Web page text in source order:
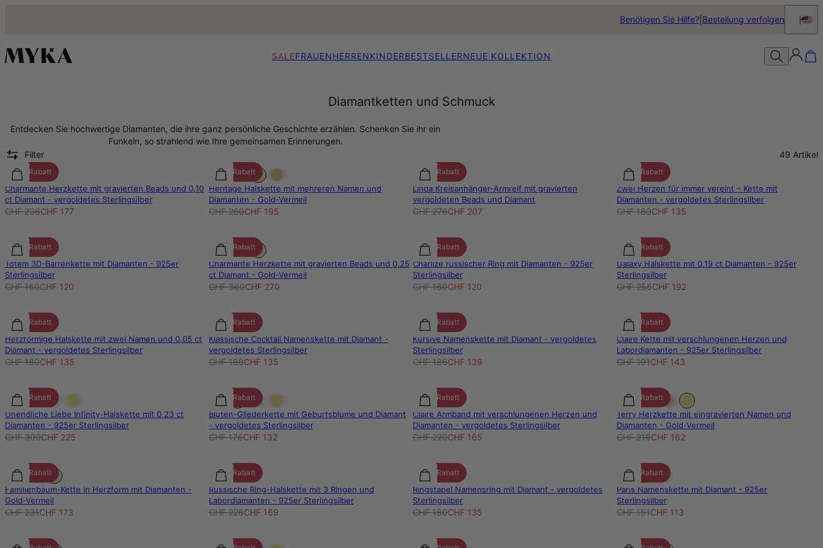
Benötigen Sie Hilfe? Bestellung verfolgen
SALEFRAUENHERRENKINDERBESTSELLERNEUE KOLLEKTION
Diamantketten und Schmuck
Entdecken Sie hochwertige Diamanten, die ihre ganz persönliche Geschichte erzählen. Schenken Sie ihr ein
Funkeln, so strahlend wie Ihre gemeinsamen Erinnerungen.
Filter
49 Artikel
25% Rabatt
Charmante Herzkette mit gravierten Beads und 0,10
ct Diamant - vergoldetes Sterlingsilber
CHF 236CHF 177
25% Rabatt
Heritage Halskette mit mehreren Namen und
Diamanten - Gold-Vermeil
CHF 260CHF 195
25% Rabatt
Linda Kreisanhänger-Armreif mit gravierten
vergoldeten Beads und Diamant
CHF 276CHF 207
25% Rabatt
Zwei Herzen für immer vereint – Kette mit
Diamanten - vergoldetes Sterlingsilber
CHF 180CHF 135
25% Rabatt
Totem 3D-Barrenkette mit Diamanten - 925er
Sterlingsilber
CHF 160CHF 120
25% Rabatt
Charmante Herzkette mit gravierten Beads und 0,25
ct Diamant - Gold-Vermeil
CHF 360CHF 270
25% Rabatt
Charlize russischer Ring mit Diamanten - 925er
Sterlingsilber
CHF 160CHF 120
25% Rabatt
Galaxy Halskette mit 0,19 ct Diamanten - 925er
Sterlingsilber
CHF 256CHF 192
25% Rabatt
Herzförmige Halskette mit zwei Namen und 0,05 ct
Diamant - vergoldetes Sterlingsilber
CHF 180CHF 135
25% Rabatt
Klassische Cocktail Namenskette mit Diamant -
vergoldetes Sterlingsilber
CHF 180CHF 135
25% Rabatt
Kursive Namenskette mit Diamant - vergoldetes
Sterlingsilber
CHF 186CHF 139
25% Rabatt
Claire Kette mit verschlungenen Herzen und
Labordiamanten - 925er Sterlingsilber
CHF 191CHF 143
25% Rabatt
Unendliche Liebe Infinity-Halskette mit 0,23 ct
Diamanten - 925er Sterlingsilber
CHF 300CHF 225
25% Rabatt
Blüten-Gliederkette mit Geburtsblume und Diamant
- vergoldetes Sterlingsilber
CHF 176CHF 132
25% Rabatt
Claire Armband mit verschlungenen Herzen und
Diamanten - vergoldetes Sterlingsilber
CHF 220CHF 165
25% Rabatt
Terry Herzkette mit eingravierten Namen und
Diamanten - Gold-Vermeil
CHF 216CHF 162
25% Rabatt
Familienbaum-Kette in Herzform mit Diamanten -
Gold-Vermeil
CHF 231CHF 173
25% Rabatt
Russische Ring-Halskette mit 3 Ringen und
Labordiamanten - 925er Sterlingsilber
CHF 226CHF 169
25% Rabatt
Ringstapel Namensring mit Diamant - vergoldetes
Sterlingsilber
CHF 180CHF 135
25% Rabatt
Paris Namenskette mit Diamant - 925er
Sterlingsilber
CHF 151CHF 113